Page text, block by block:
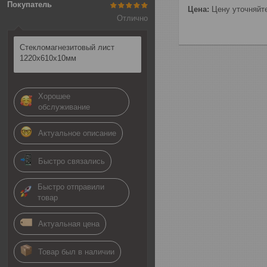
Покупатель
Отлично
Стекломагнезитовый лист
1220х610х10мм
Хорошее
обслуживание
Актуальное описание
Быстро связались
Быстро отправили
товар
Актуальная цена
Товар был в наличии
Цена: Цену